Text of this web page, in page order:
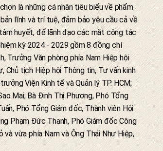
là những cá nhân tiêu biểu về phẩm
lĩnh và trí tuệ, đảm bảo yêu cầu cả về
huyết, để lãnh đạo các mặt công tác
kỳ 2024 - 2029 gồm 8 đồng chí
Trưởng Văn phòng phía Nam Hiệp hội
Chủ tịch Hiệp hội Thông tin, Tư vấn kinh
Viện Kinh tế và Quản lý TP. HCM;
Mai; Bà Đinh Thị Phượng, Phó Tổng
Phó Tổng Giám đốc, Thành viên Hội
Phạm Đức Thanh, Phó Giám đốc Công
vừa phía Nam và Ông Thái Như Hiệp,